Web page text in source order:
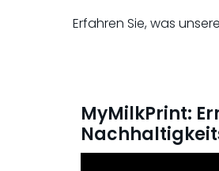
Erfahren Sie, was
MyMilkPrint: